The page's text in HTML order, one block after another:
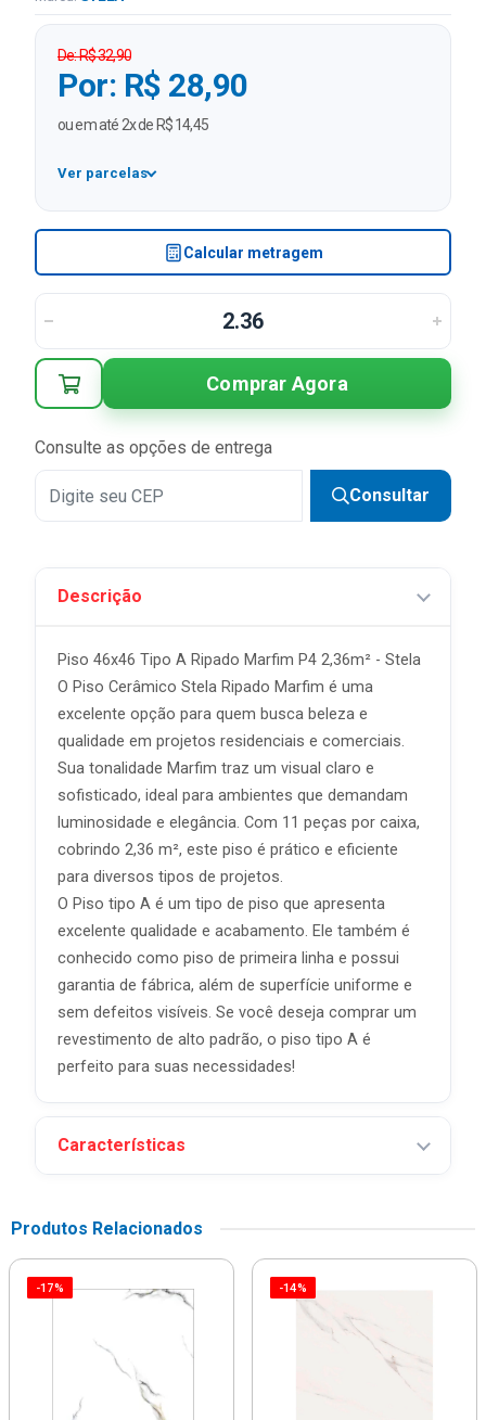
De: R$ 32,90
Por: R$ 28,90
ou em até 2x de R$ 14,45
Ver parcelas
1x R$ 28,90
R$ 14,45 sem juros
Calcular metragem
Comprar Agora
Consulte as opções de entrega
Consultar
Descrição
Piso 46x46 Tipo A Ripado Marfim P4 2,36m² - Stela
O Piso Cerâmico Stela Ripado Marfim é uma
excelente opção para quem busca beleza e
qualidade em projetos residenciais e comerciais.
Sua tonalidade Marfim traz um visual claro e
sofisticado, ideal para ambientes que demandam
luminosidade e elegância. Com 11 peças por caixa,
cobrindo 2,36 m², este piso é prático e eficiente
para diversos tipos de projetos.
O Piso tipo A é um tipo de piso que apresenta
excelente qualidade e acabamento. Ele também é
conhecido como piso de primeira linha e possui
garantia de fábrica, além de superfície uniforme e
sem defeitos visíveis. Se você deseja comprar um
revestimento de alto padrão, o piso tipo A é
perfeito para suas necessidades!
Características
Produtos Relacionados
-17% -14%